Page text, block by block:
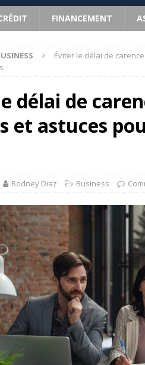
FINANCEMENT
Éviter le délai de
délai de
et astuces
Rodney Diaz Business